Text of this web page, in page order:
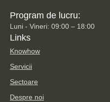
Program de lucru:
Luni - Vineri: 09:00 – 18:00
Links
Knowhow
Servicii
Sectoare
Despre noi